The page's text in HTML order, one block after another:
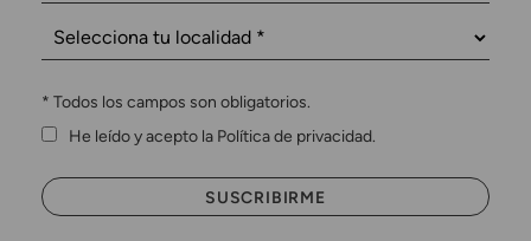
* Todos los campos son obligatorios.
He leído y acepto la Política de privacidad.